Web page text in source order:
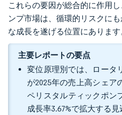
これらの要因が総合的に作用
ンプ市場は、循環的リスクに
な成長を遂げる位置にあります
主要レポートの要点
変位原理別では、ロータ
が2025年の売上高シェア
ペリスタルティックポン
成長率3.67%で拡大する見